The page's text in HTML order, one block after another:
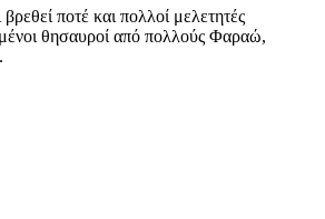
ποτέ και πολλοί μελετητές
θησαυροί από πολλούς Φαραώ,